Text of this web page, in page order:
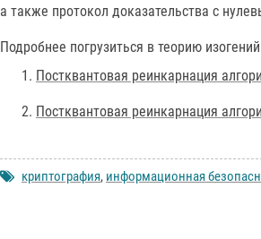
а также протокол доказательства с
Подробнее погрузиться в теорию
Постквантовая реинкарнация
Постквантовая реинкарнация
криптография, информационная